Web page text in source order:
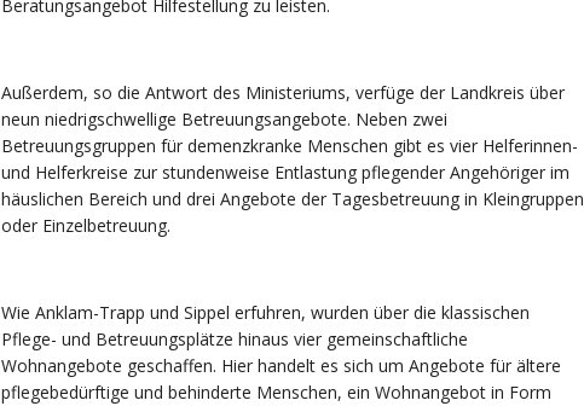
Beratungsangebot Hilfestellung zu leisten.
Außerdem, so die Antwort des Ministeriums, verfüge der Landkreis über
neun niedrigschwellige Betreuungsangebote. Neben zwei
Betreuungsgruppen für demenzkranke Menschen gibt es vier Helferinnen-
und Helferkreise zur stundenweise Entlastung pflegender Angehöriger im
häuslichen Bereich und drei Angebote der Tagesbetreuung in Kleingruppen
oder Einzelbetreuung.
Wie Anklam-Trapp und Sippel erfuhren, wurden über die klassischen
Pflege- und Betreuungsplätze hinaus vier gemeinschaftliche
Wohnangebote geschaffen. Hier handelt es sich um Angebote für ältere
pflegebedürftige und behinderte Menschen, ein Wohnangebot in Form